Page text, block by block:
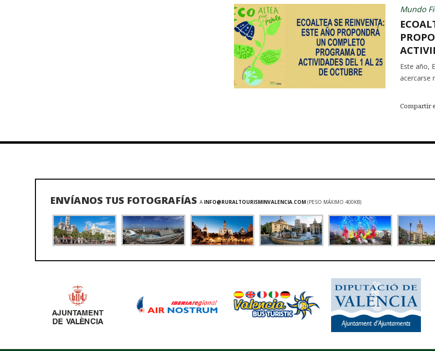
Mundo
Este año,
acercarse
Compartir
ENVÍANOS TUS FOTOGRAFÍAS A INFO@RURALTOURISMINVALENCIA.COM (PESO MÁXIMO 400KB)